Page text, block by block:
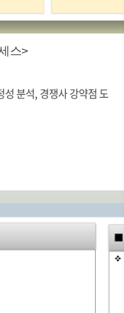
스>
분석, 경쟁사 강약점 도